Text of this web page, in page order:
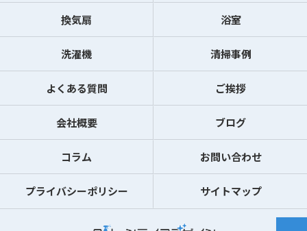
換気扇 浴室
洗濯機 清掃事例
よくある質問 ご挨拶
会社概要 ブログ
コラム お問い合わせ
プライバシーポリシー サイトマップ